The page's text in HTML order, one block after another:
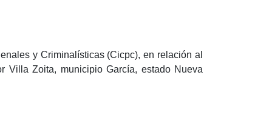
y Criminalísticas (Cicpc), en relación al
Villa Zoita, municipio García, estado Nueva